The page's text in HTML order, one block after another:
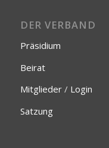
DER VERBAND
Präsidium
Beirat
Mitglieder/ Login
Satzung